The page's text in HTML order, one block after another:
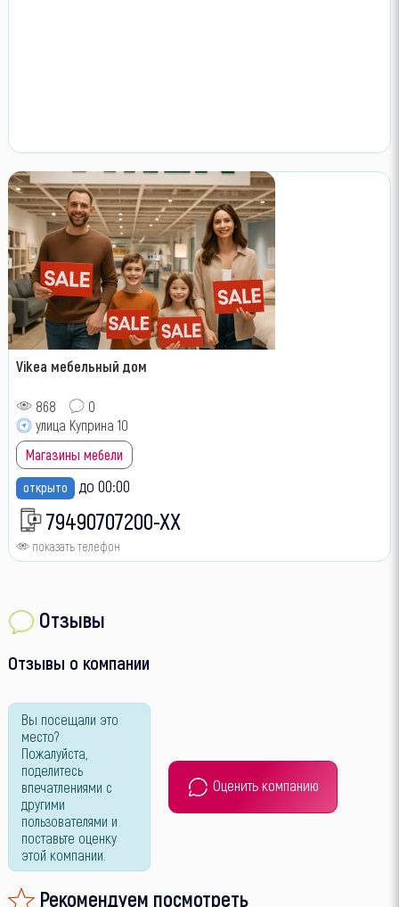
Vikea мебельный дом
868
0
улица Куприна 10
Магазины мебели
открыто до 00:00
79490707200-XX
показать телефон
Отзывы
Отзывы о компании
Вы посещали это
место?
Пожалуйста,
поделитесь
впечатлениями с
другими
пользователями и
поставьте оценку
этой компании.
Оценить компанию
Рекомендуем посмотреть